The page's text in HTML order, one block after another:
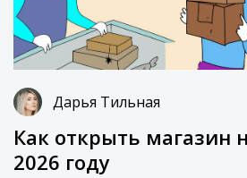
Дарья Тильная
Как открыть магазин
2026 году